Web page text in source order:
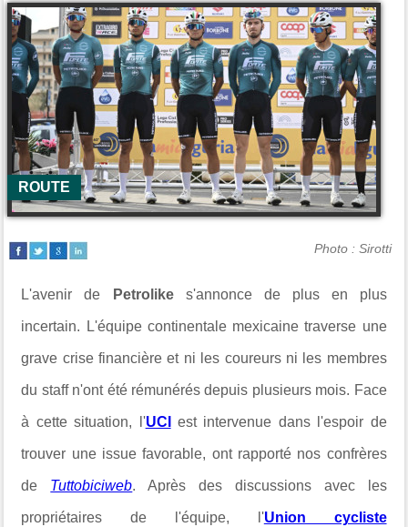
ROUTE
Photo : Sirotti
L'avenir de Petrolike s'annonce de plus en plus
incertain. L'équipe continentale mexicaine traverse une
grave crise financière et ni les coureurs ni les membres
du staff n'ont été rémunérés depuis plusieurs mois. Face
à cette situation, l'UCI est intervenue dans l'espoir de
trouver une issue favorable, ont rapporté nos confrères
de Tuttobiciweb. Après des discussions avec les
propriétaires de l'équipe, l'Union cycliste